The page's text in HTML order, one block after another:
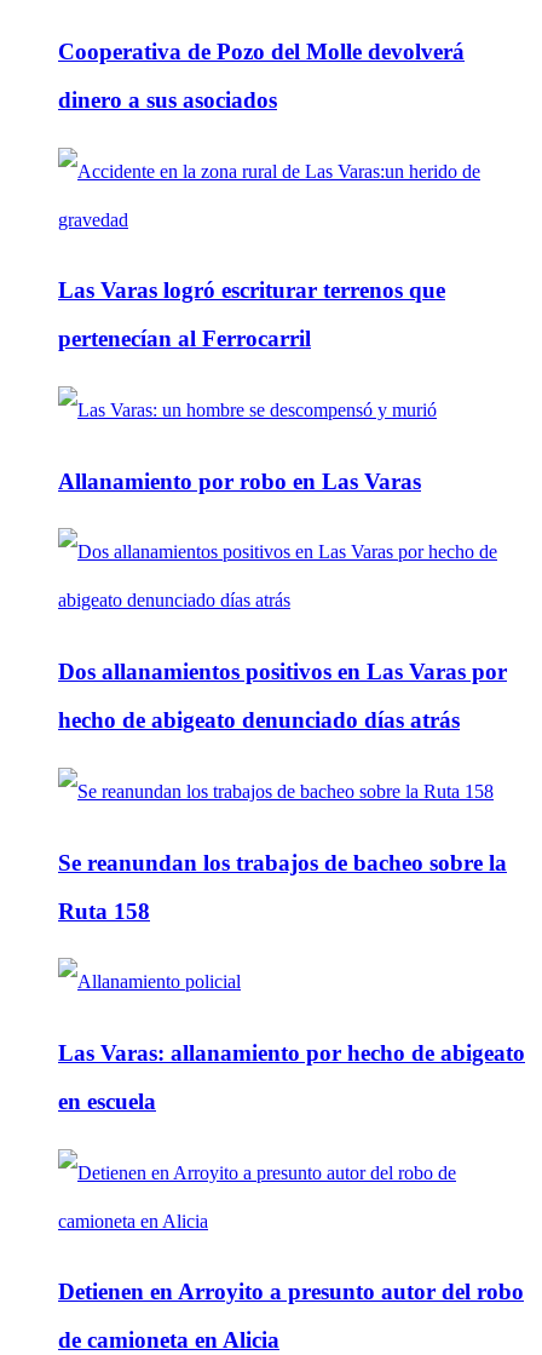
Cooperativa de Pozo del Molle devolverá
dinero a sus asociados
Las Varas logró escriturar terrenos que
pertenecían al Ferrocarril
Allanamiento por robo en Las Varas
Dos allanamientos positivos en Las Varas por
hecho de abigeato denunciado días atrás
Se reanundan los trabajos de bacheo sobre la
Ruta 158
Las Varas: allanamiento por hecho de abigeato
en escuela
Detienen en Arroyito a presunto autor del robo
de camioneta en Alicia